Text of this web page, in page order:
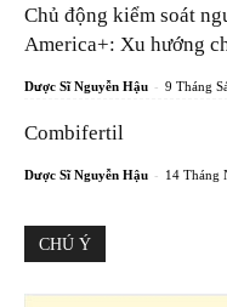
Chủ động kiểm soát
America+: Xu hướng
Dược Sĩ Nguyễn Hậu - 9 Tháng
Combifertil
Dược Sĩ Nguyễn Hậu - 14 Tháng
CHÚ Ý